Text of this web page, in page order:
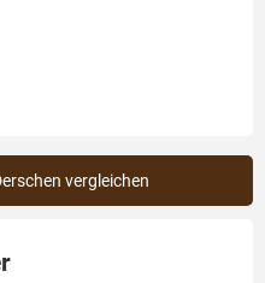
vergleichen